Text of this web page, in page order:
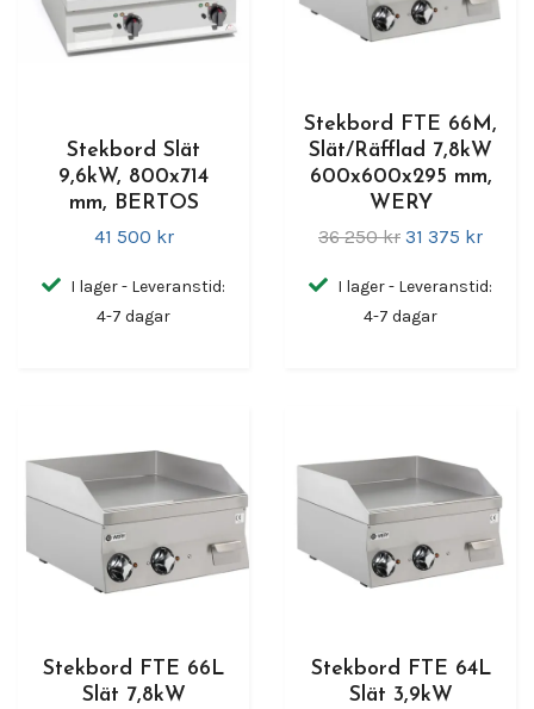
Stekbord Slät
9,6kW, 800x714
mm, BERTOS
41 500 kr
I lager - Leveranstid:
4-7 dagar
Stekbord FTE 66M,
Slät/Räfflad 7,8kW
600x600x295 mm,
WERY
36 250 kr 31 375 kr
I lager - Leveranstid:
4-7 dagar
Stekbord FTE 66L
Slät 7,8kW
Stekbord FTE 64L
Slät 3,9kW